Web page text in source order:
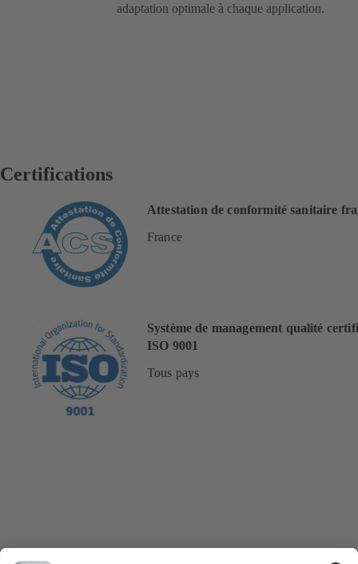
adaptation optimale à chaque application.
Certifications
Attestation de conformité sanitaire
France
Système de management qualité
ISO 9001
Tous pays